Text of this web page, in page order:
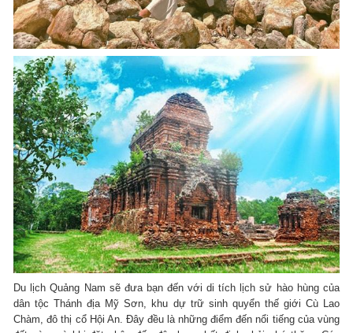
Du lịch Quảng Nam sẽ đưa bạn đến với di tích lịch sử hào hùng của
dân tộc Thánh địa Mỹ Sơn, khu dự trữ sinh quyển thế giới Cù Lao
Chàm, đô thị cổ Hội An. Đây đều là những điểm đến nổi tiếng của vùng